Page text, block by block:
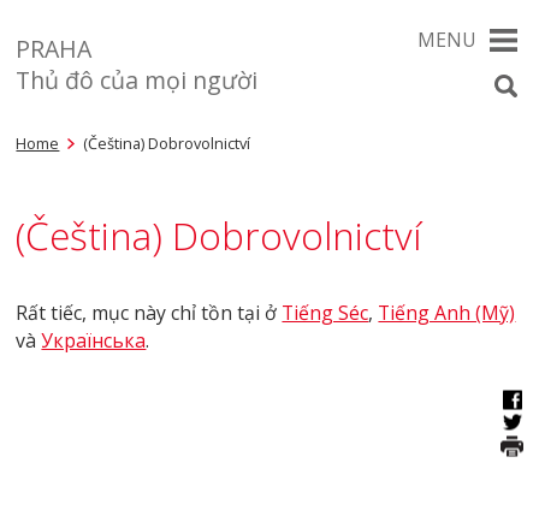
PRAHA
Thủ đô của mọi người
MENU
Home (Čeština) Dobrovolnictví
(Čeština) Dobrovolnictví
Rất tiếc, mục này chỉ tồn tại ở Tiếng Séc, Tiếng Anh (Mỹ)
vàУкраїнська.